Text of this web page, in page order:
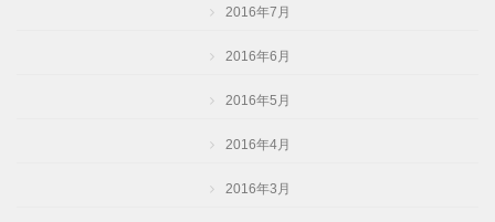
2016年7月
2016年6月
2016年5月
2016年4月
2016年3月